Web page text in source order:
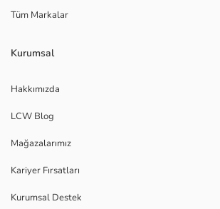
Tüm Markalar
Kurumsal
Hakkımızda
LCW Blog
Mağazalarımız
Kariyer Fırsatları
Kurumsal Destek